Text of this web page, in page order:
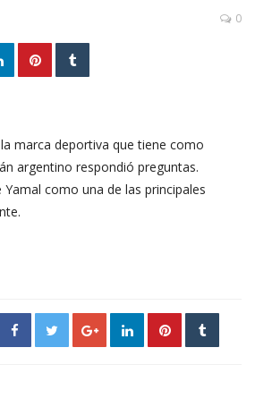
0
marca deportiva que tiene como
argentino respondió preguntas.
Yamal como una de las principales